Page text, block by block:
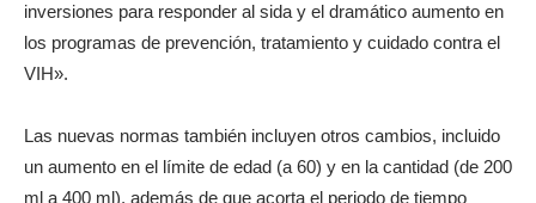
inversiones para responder al sida y el dramático aumento en
los programas de prevención, tratamiento y cuidado contra el
VIH».
Las nuevas normas también incluyen otros cambios, incluido
un aumento en el límite de edad (a 60) y en la cantidad (de 200
ml a 400 ml), además de que acorta el periodo de tiempo